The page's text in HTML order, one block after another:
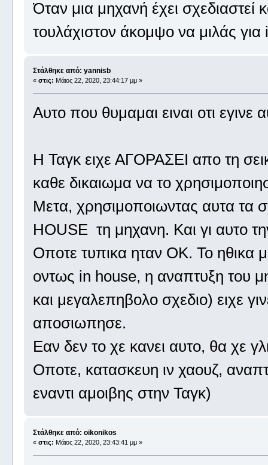
Όταν μια μηχανή έχει σχεδιαστεί
τουλάχιστον άκομψο να μιλάς
Στάλθηκε από: yannisb
« στις: Μάιος 22, 2020, 23:44:17 μμ »
Αυτο που θυμαμαι ειναι οτι
Η Ταγκ ειχε ΑΓΟΡΑΣΕΙ απο τη
καθε δικαιωμα να το
Μετα, χρησιμοποιωντας αυτα
HOUSE τη μηχανη. Και γι αυτο
Οποτε τυπικα ηταν ΟΚ. Το ηθικα
οντως in house, η αναπτυξη του
και μεγαλεπηβολο σχεδιο) ειχε
αποσιωπησε.
Εαν δεν το χε κανει αυτο, θα χε
Οποτε, κατασκευη ιν χαουζ,
εναντι αμοιβης στην Ταγκ)
Στάλθηκε από: oikonikos
« στις: Μάιος 22, 2020, 23:43:41 μμ »